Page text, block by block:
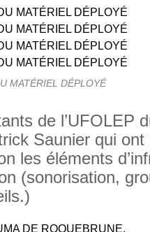
MATÉRIEL DÉPLOYÉ
de l’UFOLEP
Saunier qui ont
les éléments
(sonorisation,